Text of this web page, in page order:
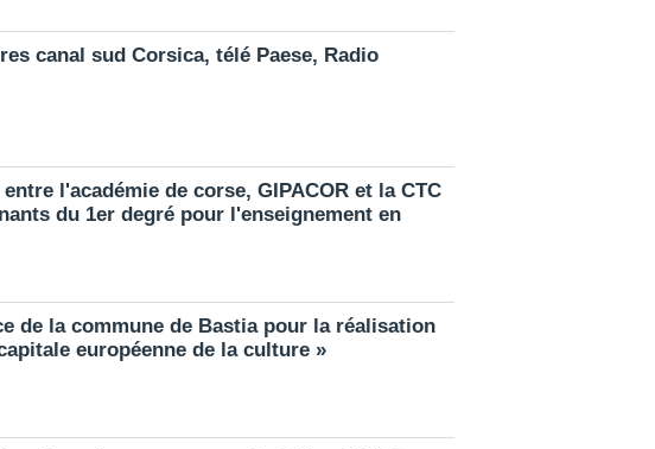
canal sud Corsica, télé Paese, Radio
l'académie de corse, GIPACOR et la CTC
du 1er degré pour l'enseignement en
de la commune de Bastia pour la réalisation
européenne de la culture »